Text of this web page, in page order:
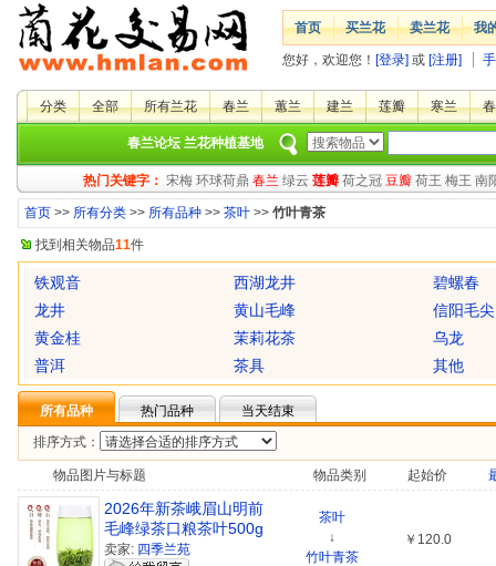
首页 买兰花 卖兰花 我
您好，欢迎您！ [登录] 或 [注册]
分类 全部 所有兰花 春兰 蕙兰 建兰 莲瓣 寒兰
春兰论坛 兰花种植基地
热门关键字： 宋梅 环球荷鼎 春兰 绿云 莲瓣 荷之冠 豆瓣 荷王 梅王 南
首页 >> 所有分类 >> 所有品种 >> 茶叶 >> 竹叶青茶
找到相关物品11件
铁观音 西湖龙井
碧螺春
龙井
黄山毛峰
信阳毛尖
黄金桂
茉莉花茶
乌龙
普洱
茶具 其他
所有品种 热门品种
当天结束
排序方式：
物品图片与标题 物品类别 起始价
2026年新茶峨眉山明前
毛峰绿茶口粮茶叶500g
包邮
卖家: 四季兰苑
茶叶
↓
竹叶青茶
￥120.0